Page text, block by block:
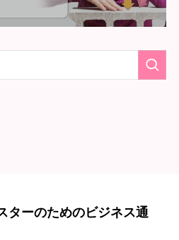
ターのためのビジネス通